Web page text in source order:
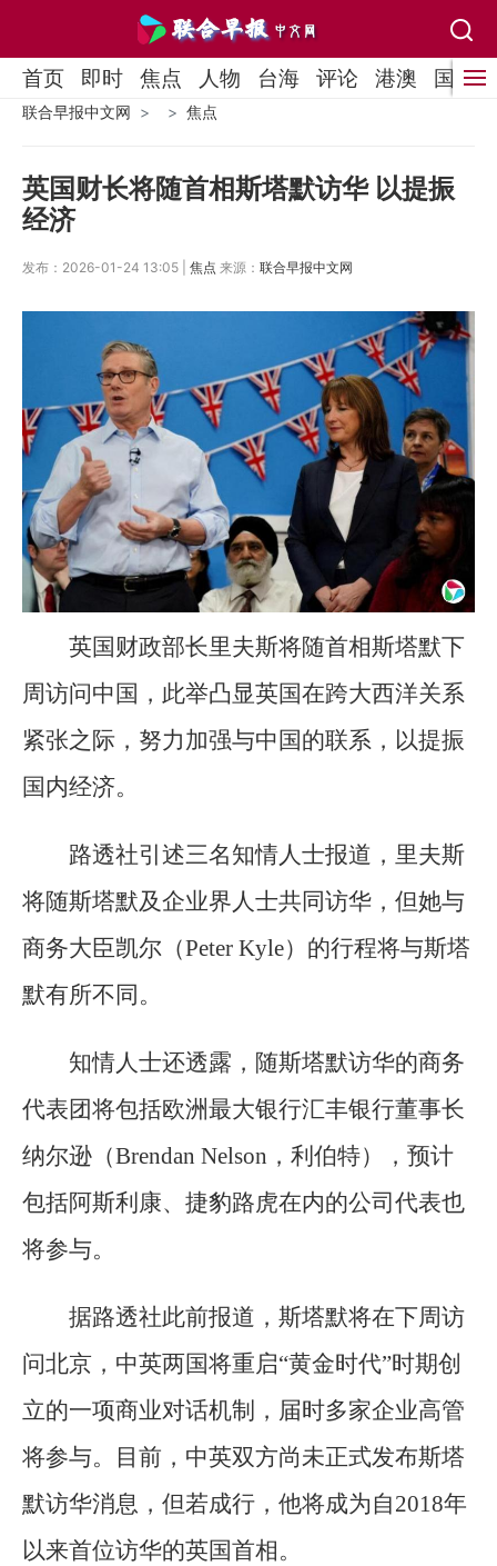
首页 即时 焦点 人物 台海 评论 港澳 国际
联合早报中文网 焦点
英国财长将随首相斯塔默访华 以提振
经济
发布：2026-01-24 13:05 | 焦点 来源： 联合早报中文网
英国财政部长里夫斯将随首相斯塔默下
周访问中国，此举凸显英国在跨大西洋关系
紧张之际，努力加强与中国的联系，以提振
国内经济。
路透社引述三名知情人士报道，里夫斯
将随斯塔默及企业界人士共同访华，但她与
商务大臣凯尔（Peter Kyle）的行程将与斯塔
默有所不同。
知情人士还透露，随斯塔默访华的商务
代表团将包括欧洲最大银行汇丰银行董事长
纳尔逊（Brendan Nelson，利伯特），预计
包括阿斯利康、捷豹路虎在内的公司代表也
将参与。
据路透社此前报道，斯塔默将在下周访
问北京，中英两国将重启“黄金时代”时期创
立的一项商业对话机制，届时多家企业高管
将参与。目前，中英双方尚未正式发布斯塔
默访华消息，但若成行，他将成为自2018年
以来首位访华的英国首相。